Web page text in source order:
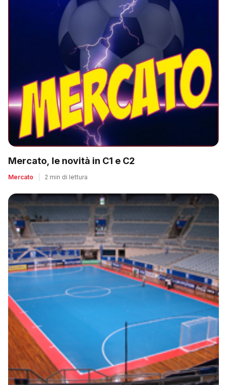
Mercato, le novità in C1 e C2
Mercato 2 min di lettura